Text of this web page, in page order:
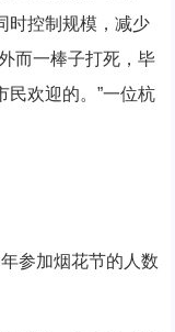
时控制规模，减少
而一棒子打死，毕
民欢迎的。”一位杭
参加烟花节的人数